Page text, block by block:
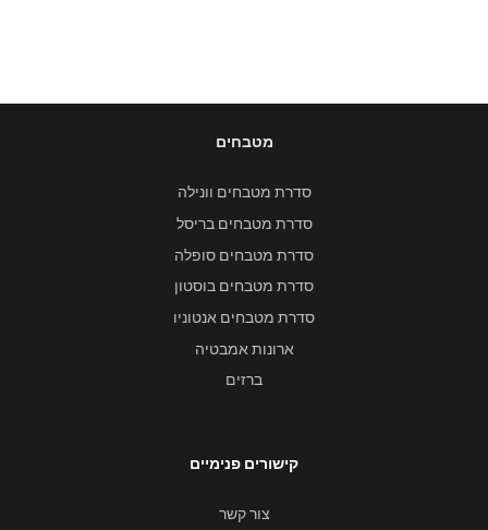
מטבחים
סדרת מטבחים וונילה
סדרת מטבחים בריסל
סדרת מטבחים סופלה
סדרת מטבחים בוסטון
סדרת מטבחים אנטוניו
ארונות אמבטיה
ברזים
קישורים פנימיים
צור קשר